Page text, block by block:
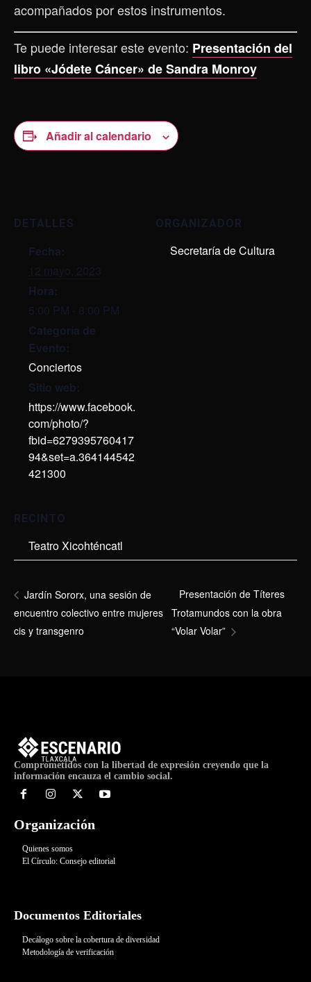
acompañados por estos instrumentos.
Te puede interesar este evento: Presentación del
libro «Jódete Cáncer» de Sandra Monroy
Añadir al calendario
DETALLES
Fecha:
12 mayo, 2023
Hora:
5:00 PM - 8:00 PM
Categoría de
Evento:
Conciertos
Sitio web:
https://www.facebook.
com/photo/?
fbid=6279395760417
94&set=a.364144542
421300
RECINTO
Teatro Xicohténcatl
ORGANIZADOR
Secretaría de Cultura
Jardín Sororx, una sesión de
encuentro colectivo entre mujeres
cis y transgenro
Presentación de Títeres
Trotamundos con la obra
“Volar Volar”
Comprometidos con la libertad de expresión creyendo que la
información encauza el cambio social.
Organización
Quienes somos
El Círculo: Consejo editorial
Documentos Editoriales
Decálogo sobre la cobertura de diversidad
Metodología de verificación